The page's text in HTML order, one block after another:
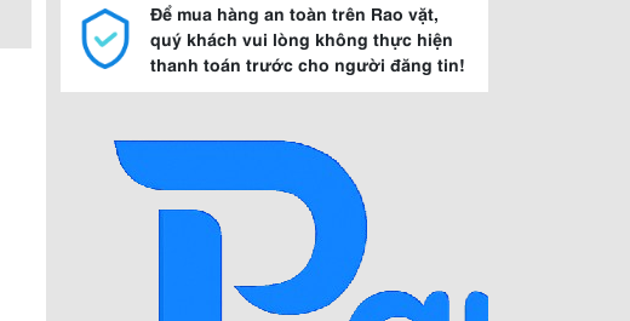
Để mua hàng an toàn trên Rao vặt,
quý khách vui lòng không thực hiện
thanh toán trước cho người đăng tin!